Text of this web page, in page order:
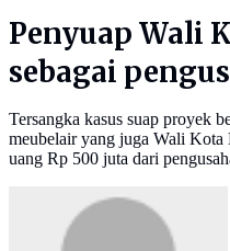
Penyuap Wali
sebagai
Tersangka kasus suap proyek
meubelair yang juga Wali
uang Rp 500 juta dari